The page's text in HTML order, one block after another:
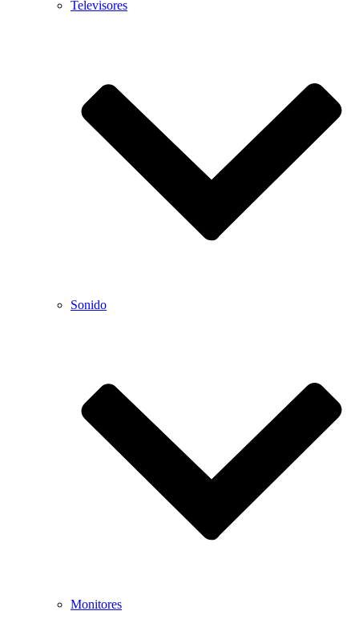
Televisores
Sonido
Monitores